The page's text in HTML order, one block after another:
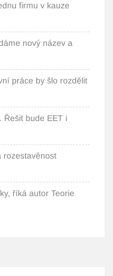
firmu v kauze
nový název a
práce by šlo rozdělit
Řešit bude EET i
rozestavěnost
říká autor Teorie